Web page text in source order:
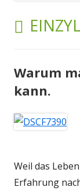
Warum
kann.
Weil das
Erfahrung